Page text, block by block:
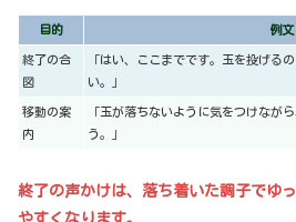
目的 例文
終了の合
図
「はい、ここまでです。玉を投げる
い。」
移動の案
内
「玉が落ちないように気をつけなが
う。」
終了の声かけは、落ち着いた調子でゆ